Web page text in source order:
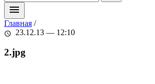
menu
Главная /
schedule 23.12.13 — 12:10
2.jpg